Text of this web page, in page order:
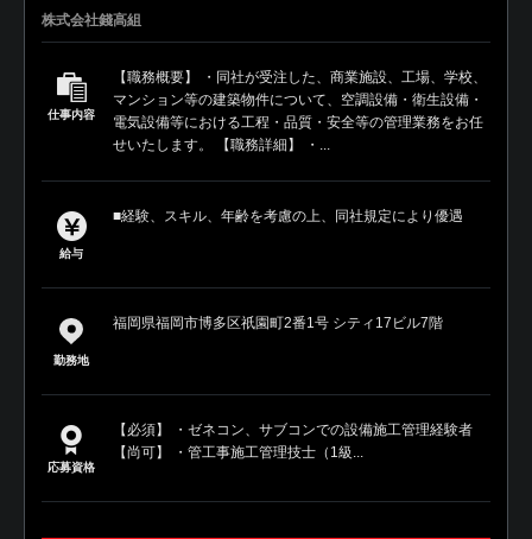
株式会社錢高組
仕事内容
【職務概要】 ・同社が受注した、商業施設、工場、学校、
マンション等の建築物件について、空調設備・衛生設備・
電気設備等における工程・品質・安全等の管理業務をお任
せいたします。 【職務詳細】 ・...
給与
■経験、スキル、年齢を考慮の上、同社規定により優遇
勤務地
福岡県福岡市博多区祇園町2番1号 シティ17ビル7階
応募資格
【必須】 ・ゼネコン、サブコンでの設備施工管理経験者
【尚可】 ・管工事施工管理技士（1級...